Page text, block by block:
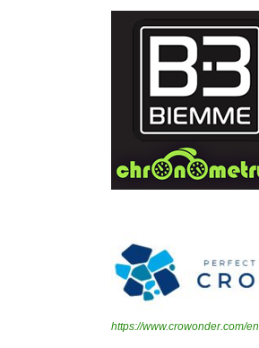
https://www.crowonder.com/en